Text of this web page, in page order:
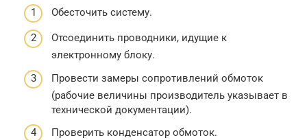
Обесточить систему.
Отсоединить проводники, идущие к
электронному блоку.
Провести замеры сопротивлений обмоток
(рабочие величины производитель указывает в
технической документации).
Проверить конденсатор обмоток.